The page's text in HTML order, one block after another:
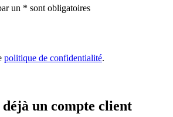
un * sont obligatoires
politique de confidentialité.
déjà un compte client